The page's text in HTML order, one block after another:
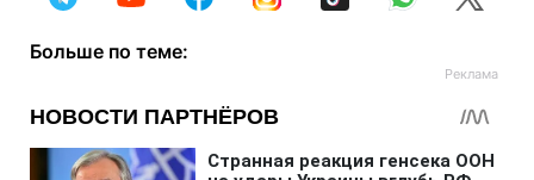
Больше по теме: